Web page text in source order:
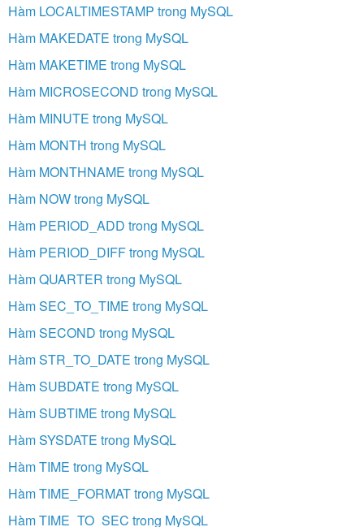
Hàm LOCALTIMESTAMP trong MySQL
Hàm MAKEDATE trong MySQL
Hàm MAKETIME trong MySQL
Hàm MICROSECOND trong MySQL
Hàm MINUTE trong MySQL
Hàm MONTH trong MySQL
Hàm MONTHNAME trong MySQL
Hàm NOW trong MySQL
Hàm PERIOD_ADD trong MySQL
Hàm PERIOD_DIFF trong MySQL
Hàm QUARTER trong MySQL
Hàm SEC_TO_TIME trong MySQL
Hàm SECOND trong MySQL
Hàm STR_TO_DATE trong MySQL
Hàm SUBDATE trong MySQL
Hàm SUBTIME trong MySQL
Hàm SYSDATE trong MySQL
Hàm TIME trong MySQL
Hàm TIME_FORMAT trong MySQL
Hàm TIME_TO_SEC trong MySQL